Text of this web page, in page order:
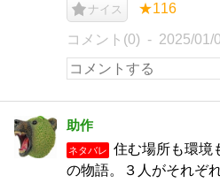
ナイス ★116
コメント(0) 2025/01/
助作
ネタバレ
住む場所も環境
の物語。３人がそれぞ